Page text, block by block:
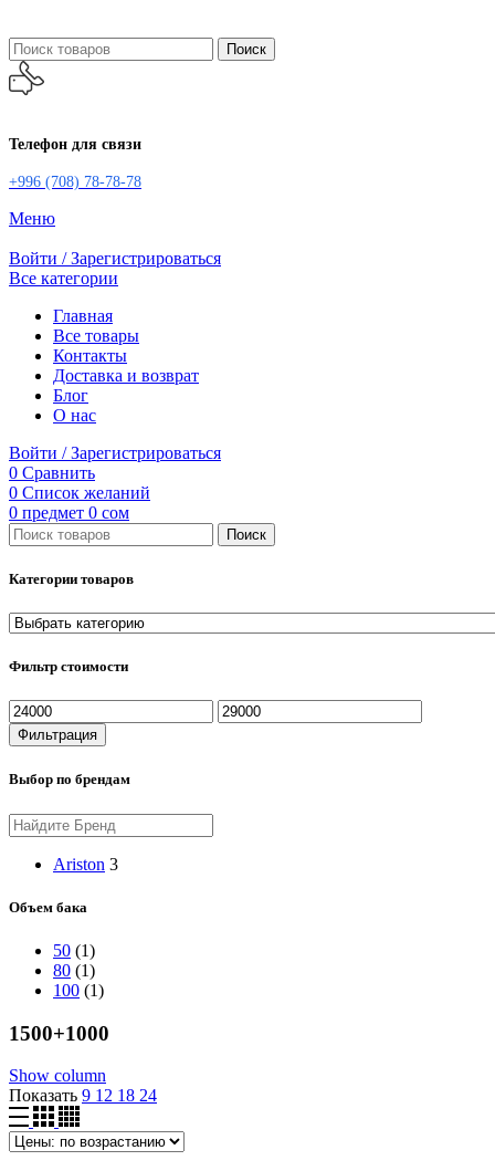
Поиск
Телефон для связи
+996 (708) 78-78-78
Меню
Войти / Зарегистрироваться
Все категории
Главная
Все товары
Контакты
Доставка и возврат
Блог
О нас
Войти / Зарегистрироваться
0 Сравнить
0 Список желаний
0 предмет 0 сом
Поиск
Категории товаров
Фильтр стоимости
Минимальная
цена
Максимальная
цена
Фильтрация
Выбор по брендам
Ariston 3
Объем бака
50 (1)
80 (1)
100 (1)
1500+1000
Show column
Показать 9 12 18 24